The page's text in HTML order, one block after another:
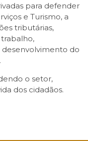
para defender
e Turismo, a
tributárias,
desenvolvimento do
o setor,
dos cidadãos.